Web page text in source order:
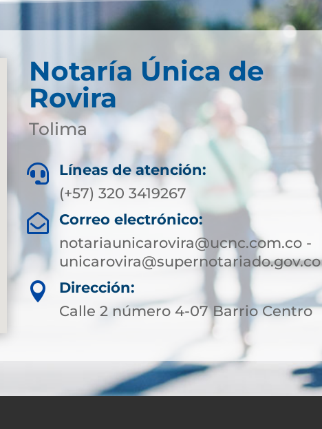
Notaría Única de
Rovira
Tolima

Líneas de atención:
(+57) 320 3419267

Correo electrónico:
notariaunicarovira@ucnc.com.co -
unicarovira@supernotariado.gov.co

Dirección:
Calle 2 número 4-07 Barrio Centro